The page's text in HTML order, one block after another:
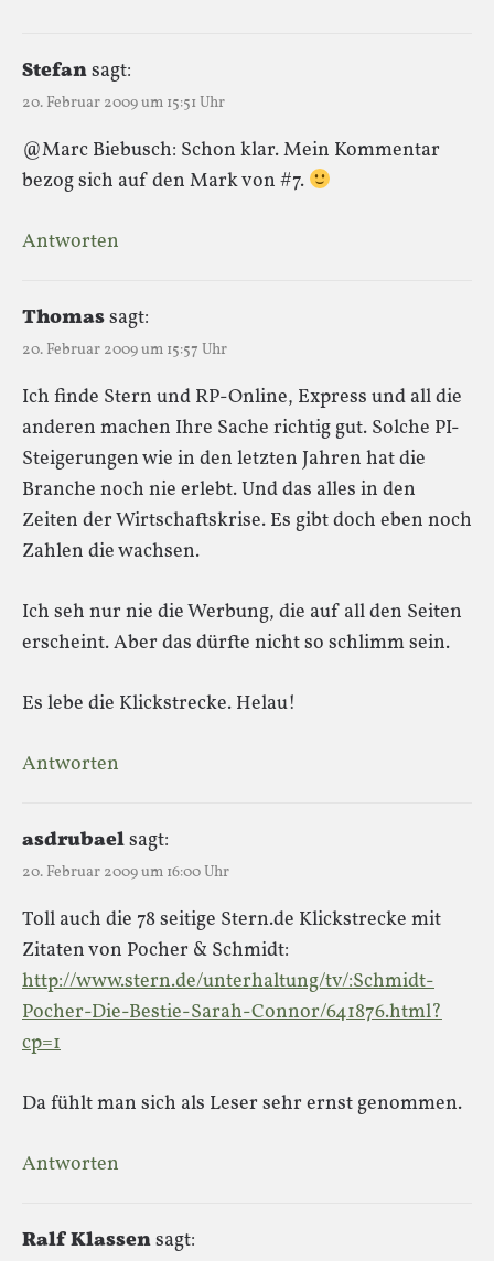
Stefansagt:
20. Februar 2009 um 15:51 Uhr
@Marc Biebusch: Schon klar. Mein Kommentar
bezog sich auf den Mark von #7.
Antworten
Thomassagt:
20. Februar 2009 um 15:57 Uhr
Ich finde Stern und RP-Online, Express und all die
anderen machen Ihre Sache richtig gut. Solche PI-
Steigerungen wie in den letzten Jahren hat die
Branche noch nie erlebt. Und das alles in den
Zeiten der Wirtschaftskrise. Es gibt doch eben noch
Zahlen die wachsen.
Ich seh nur nie die Werbung, die auf all den Seiten
erscheint. Aber das dürfte nicht so schlimm sein.
Es lebe die Klickstrecke. Helau!
Antworten
asdrubaelsagt:
20. Februar 2009 um 16:00 Uhr
Toll auch die 78 seitige Stern.de Klickstrecke mit
Zitaten von Pocher & Schmidt:
http://www.stern.de/unterhaltung/tv/:Schmidt-
Pocher-Die-Bestie-Sarah-Connor/641876.html?
cp=1
Da fühlt man sich als Leser sehr ernst genommen.
Antworten
Ralf Klassensagt: